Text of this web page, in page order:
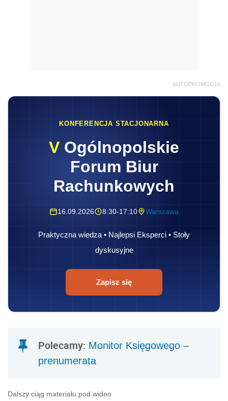
AUTOPROMOCJA
KONFERENCJA STACJONARNA
V Ogólnopolskie
Forum Biur
Rachunkowych
16.09.2026 8:30-17:10 Warszawa
Praktyczna wiedza • Najlepsi Eksperci • Stoły
dyskusyjne
Zapisz się
Polecamy: Monitor Księgowego –
prenumerata
Dalszy ciąg materiału pod wideo